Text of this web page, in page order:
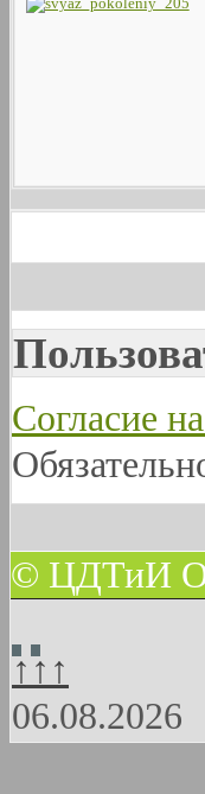
Согласие
© ЦДТиИ
↑↑↑
06.08.2026